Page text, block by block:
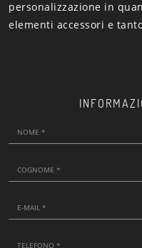
personalizzazione in
elementi accessori e